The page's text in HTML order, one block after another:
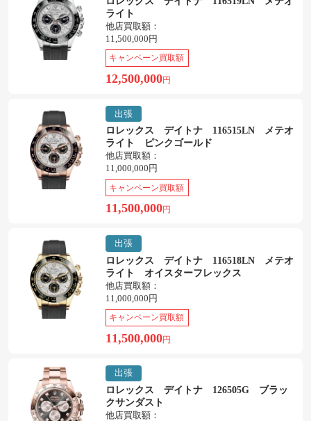
ライト
他店買取額：
11,500,000円
キャンペーン買取額
12,500,000円
出張
ロレックス デイトナ 116515LN メテオ
ライト ピンクゴールド
他店買取額：
11,000,000円
キャンペーン買取額
11,500,000円
出張
ロレックス デイトナ 116518LN メテオ
ライト オイスターフレックス
他店買取額：
11,000,000円
キャンペーン買取額
11,500,000円
出張
ロレックス デイトナ 126505G ブラッ
クサンダスト
他店買取額：